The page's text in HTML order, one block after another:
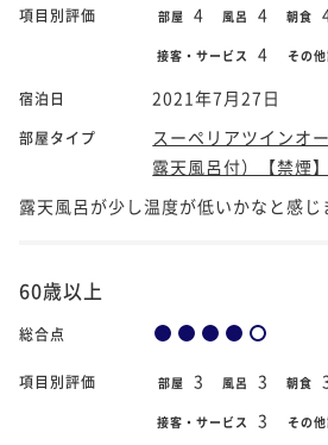
項目別評価 部屋 4 風呂 4 朝食
接客・サービス 4 その
宿泊日 2021年7月27日
部屋タイプ
スーペリアツインオ
露天風呂付）【禁煙】
露天風呂が少し温度が低いかなと感じ
60歳以上
総合点
項目別評価 部屋 3 風呂 3 朝食
接客・サービス 3 その